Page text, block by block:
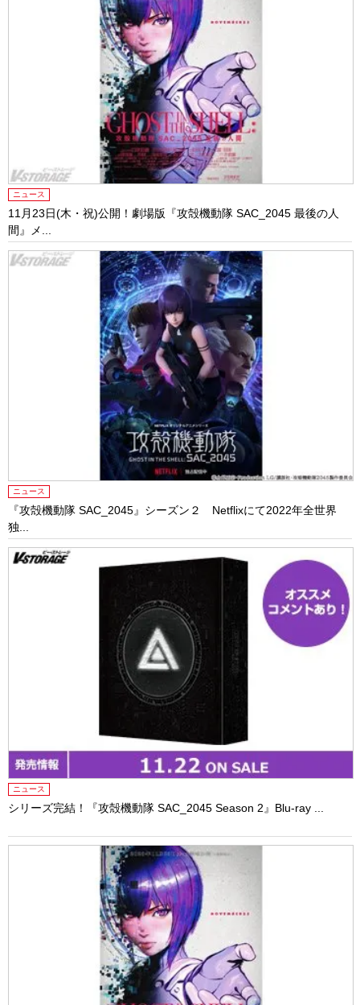
ニュース
11月23日(木・祝)公開！劇場版『攻殻機動隊 SAC_2045 最後の人
間』メ...
ニュース
『攻殻機動隊 SAC_2045』シーズン２ Netflixにて2022年全世界
独...
ニュース
シリーズ完結！『攻殻機動隊 SAC_2045 Season 2』Blu-ray ...